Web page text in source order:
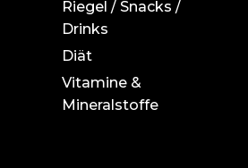
Riegel / Snacks /
Drinks
Diät
Vitamine &
Mineralstoffe